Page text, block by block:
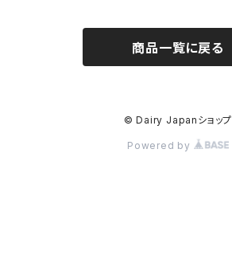
Dairy PROFESSIONAL
商品一覧に戻る
© Dairy Japanショップ
Powered by